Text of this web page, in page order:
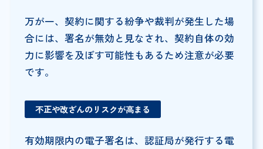
万が一、契約に関する紛争や裁判が発生した場
合には、署名が無効と見なされ、契約自体の効
力に影響を及ぼす可能性もあるため注意が必要
です。
不正や改ざんのリスクが高まる
有効期限内の電子署名は、認証局が発行する電